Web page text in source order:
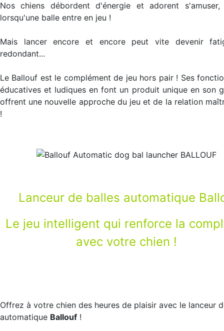
Nos chiens débordent d'énergie et adorent s'amuser,
lorsqu'une balle entre en jeu !
Mais lancer encore et encore peut vite devenir
redondant...
Le Ballouf est le complément de jeu hors pair ! Ses
éducatives et ludiques en font un produit unique en son
offrent une nouvelle approche du jeu et de la relation
!
Lanceur de balles automatique
Le jeu intelligent qui renforce la
avec votre chien !
Offrez à votre chien des heures de plaisir avec le lanceur
automatique Ballouf !